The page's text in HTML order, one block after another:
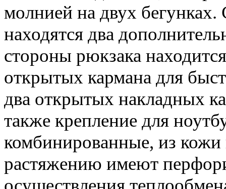
молнией на двух
находятся два
стороны рюкзака
открытых кармана для
два открытых накладных
также крепление для
комбинированные, из
растяжению имеют